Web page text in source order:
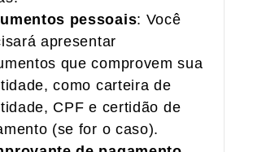
pessoais: Você
apresentar
que comprovem sua
como carteira de
CPF e certidão de
(se for o caso).